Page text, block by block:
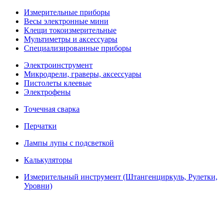
Измерительные приборы
Весы электронные мини
Клещи токоизмерительные
Мультиметры и аксессуары
Специализированные приборы
Электроинструмент
Микродрели, граверы, аксессуары
Пистолеты клеевые
Электрофены
Точечная сварка
Перчатки
Лампы лупы с подсветкой
Калькуляторы
Измерительный инструмент (Штангенциркуль, Рулетки,
Уровни)